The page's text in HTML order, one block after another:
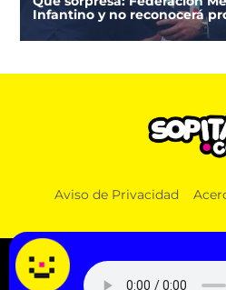
Infantino y no reconocerá
Aviso de Privacidad
© 2026 SOPITAS.COM - MÚSICA, NOTICIAS,
MÁS!.